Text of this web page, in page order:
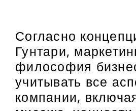
Согласно
Гунтари,
философия
учитывать все
компании,